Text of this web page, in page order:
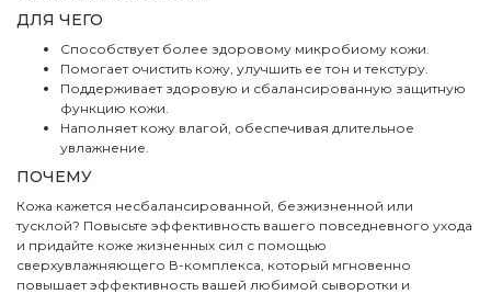
ДЛЯ ЧЕГО
Способствует более здоровому микробиому кожи.
Помогает очистить кожу, улучшить ее тон и текстуру.
Поддерживает здоровую и сбалансированную защитную
функцию кожи.
Наполняет кожу влагой, обеспечивая длительное
увлажнение.
ПОЧЕМУ
Кожа кажется несбалансированной, безжизненной или
тусклой? Повысьте эффективность вашего повседневного ухода
и придайте коже жизненных сил с помощью
сверхувлажняющего В-комплекса, который мгновенно
повышает эффективность вашей любимой сыворотки и